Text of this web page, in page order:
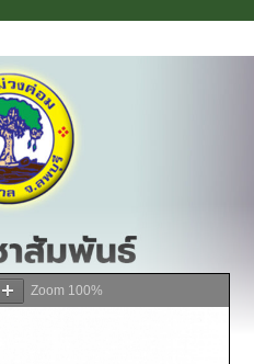
Zoom 100%